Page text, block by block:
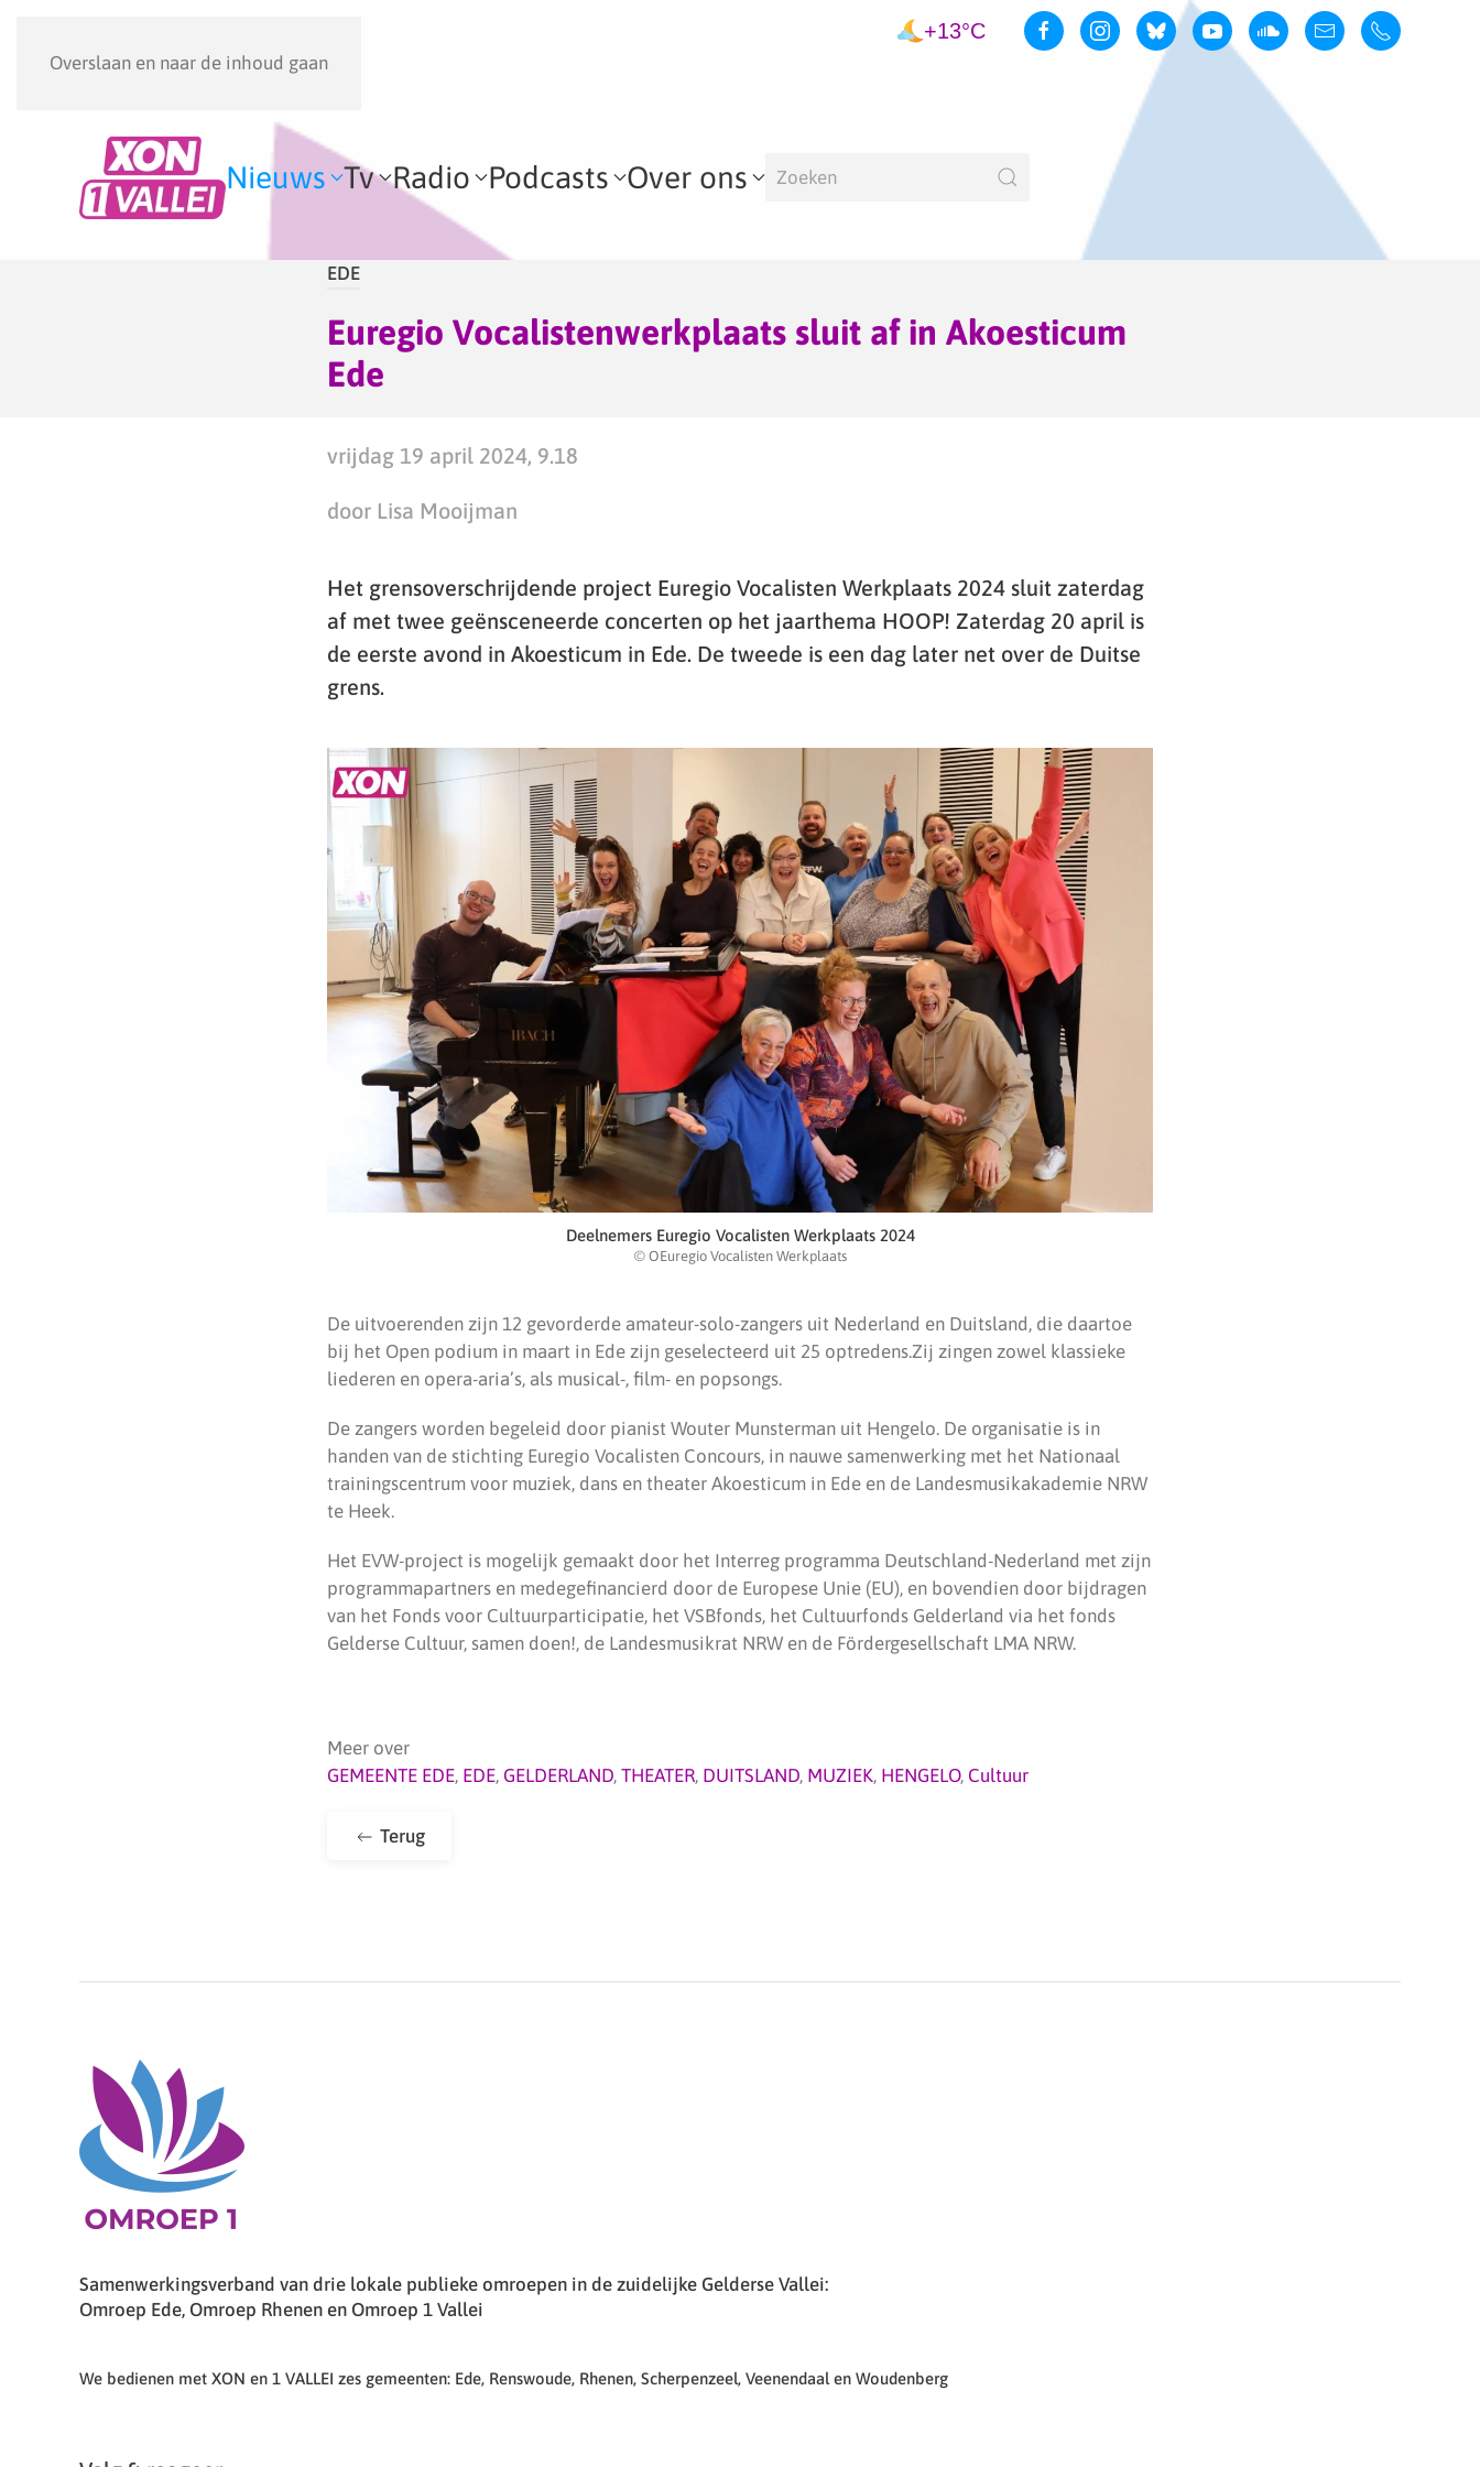
Overslaan en naar de inhoud gaan
+13°C
Nieuws Tv Radio Podcasts Over ons
EDE
Euregio Vocalistenwerkplaats sluit af in Akoesticum
Ede
vrijdag 19 april 2024, 9.18
door Lisa Mooijman
Het grensoverschrijdende project Euregio Vocalisten Werkplaats 2024 sluit zaterdag
af met twee geënsceneerde concerten op het jaarthema HOOP! Zaterdag 20 april is
de eerste avond in Akoesticum in Ede. De tweede is een dag later net over de Duitse
grens.
Deelnemers Euregio Vocalisten Werkplaats 2024
© OEuregio Vocalisten Werkplaats
De uitvoerenden zijn 12 gevorderde amateur-solo-zangers uit Nederland en Duitsland, die daartoe
bij het Open podium in maart in Ede zijn geselecteerd uit 25 optredens.Zij zingen zowel klassieke
liederen en opera-aria’s, als musical-, film- en popsongs.
De zangers worden begeleid door pianist Wouter Munsterman uit Hengelo. De organisatie is in
handen van de stichting Euregio Vocalisten Concours, in nauwe samenwerking met het Nationaal
trainingscentrum voor muziek, dans en theater Akoesticum in Ede en de Landesmusikakademie NRW
te Heek.
Het EVW-project is mogelijk gemaakt door het Interreg programma Deutschland-Nederland met zijn
programmapartners en medegefinancierd door de Europese Unie (EU), en bovendien door bijdragen
van het Fonds voor Cultuurparticipatie, het VSBfonds, het Cultuurfonds Gelderland via het fonds
Gelderse Cultuur, samen doen!, de Landesmusikrat NRW en de Fördergesellschaft LMA NRW.
Meer over
GEMEENTE EDE, EDE, GELDERLAND, THEATER, DUITSLAND, MUZIEK, HENGELO, Cultuur
Terug
Samenwerkingsverband van drie lokale publieke omroepen in de zuidelijke Gelderse Vallei:
Omroep Ede, Omroep Rhenen en Omroep 1 Vallei
We bedienen met XON en 1 VALLEI zes gemeenten: Ede, Renswoude, Rhenen, Scherpenzeel, Veenendaal en Woudenberg